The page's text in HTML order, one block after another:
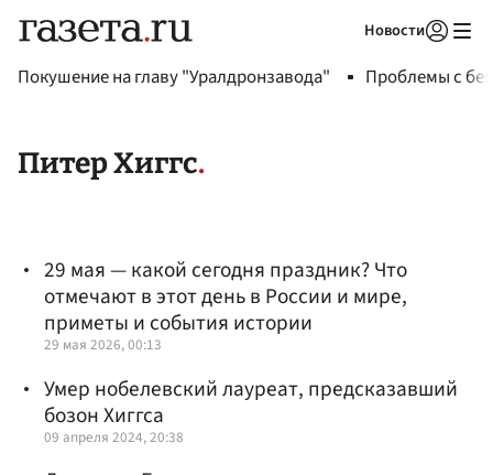
Новости
Покушение на главу "Уралдронзавода" Проблемы с
Питер Хиггс
29 мая — какой сегодня праздник? Что
отмечают в этот день в России и мире,
приметы и события истории
29 мая 2026, 00:13
Умер нобелевский лауреат, предсказавший
бозон Хиггса
09 апреля 2024, 20:38